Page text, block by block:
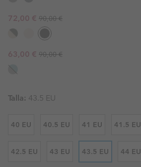
Sale price:
72,00 € Regular price:
90,00 €
Sale price:
63,00 € Regular price:
90,00 €
Talla: 43.5 EU
40 EU 40.5 EU 41 EU 41.5 EU
42.5 EU 43 EU 43.5 EU 44 EU